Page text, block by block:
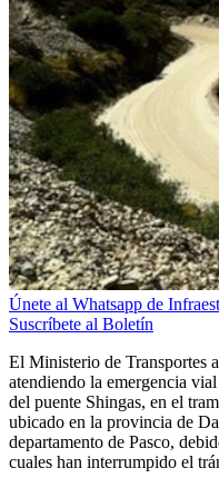
Únete al Whatsapp de
Suscríbete al Boletín
El Ministerio de Transportes
atendiendo la emergencia
del puente Shingas, en el
ubicado en la provincia de
departamento de Pasco,
cuales han interrumpido el